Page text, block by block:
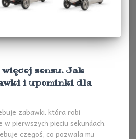
sensu. Jak
i upominki dla
zabawki, która robi
w pierwszych pięciu sekundach.
czegoś, co pozwala mu